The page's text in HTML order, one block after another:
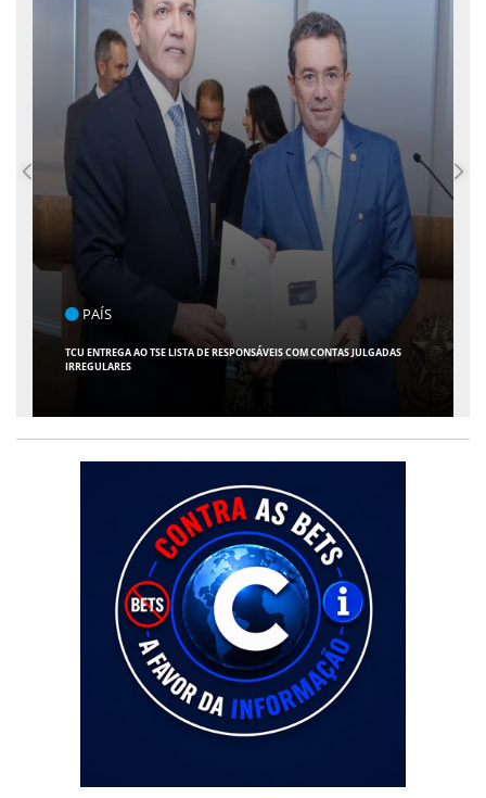
ENTRETENIMENTO
ARACAJU RECEBE ESPETÁCULO INFANTIL "SPIDEY E SEUS AMIGOS" COM
AVENTURA AO VIVO NO TEATRO ATHENEU